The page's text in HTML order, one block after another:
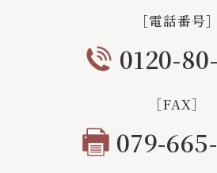
［電話番号］
0120-
［FAX］
079-